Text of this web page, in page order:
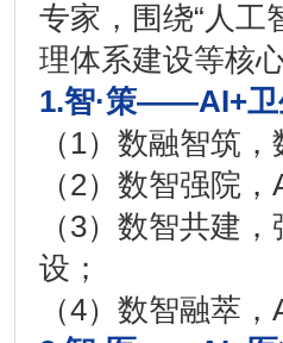
专家，围绕“人工
理体系建设等核
1.智·策——AI+卫
（1）数融智筑
（2）数智强院
（3）数智共建
设；
（4）数智融萃